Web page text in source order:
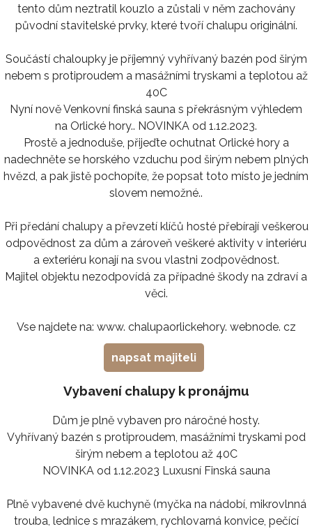
tento dům neztratil kouzlo a zůstali v něm zachovány
původní stavitelské prvky, které tvoří chalupu originální.
Součástí chaloupky je příjemný vyhřívaný bazén pod širým
nebem s protiproudem a masážními tryskami a teplotou až
40C
Nyní nově Venkovní finská sauna s překrásným výhledem
na Orlické hory.. NOVINKA od 1.12.2023.
Prostě a jednoduše, přijeďte ochutnat Orlické hory a
nadechněte se horského vzduchu pod širým nebem plných
hvězd, a pak jistě pochopíte, že popsat toto místo je jedním
slovem nemožné..
Při předání chalupy a převzetí klíčů hosté přebírají veškerou
odpovědnost za dům a zároveň veškeré aktivity v interiéru
a exteriéru konají na svou vlastni zodpovědnost.
Majitel objektu nezodpovídá za případné škody na zdraví a
věci.
Vse najdete na: www. chalupaorlickehory. webnode. cz
napsat majiteli
Vybavení chalupy k pronájmu
Dům je plně vybaven pro náročné hosty.
Vyhřívaný bazén s protiproudem, masážními tryskami pod
širým nebem a teplotou až 40C
NOVINKA od 1.12.2023 Luxusní Finská sauna
Plně vybavené dvě kuchyně (myčka na nádobí, mikrovlnná
trouba, lednice s mrazákem, rychlovarná konvice, pečící